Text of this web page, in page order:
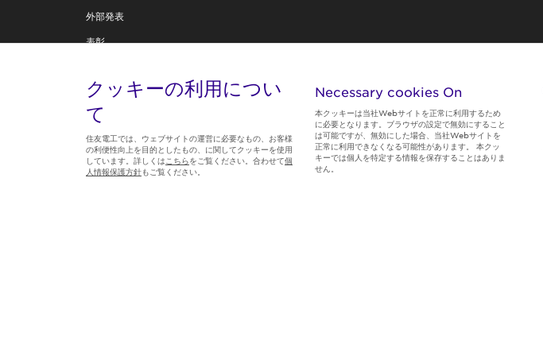
外部発表
表彰
技術創造への思い
Follow us
Global Privacy
サイト利用規
クッキーの利用につい
て
住友電工では、ウェブサイトの運営に必要なもの、お客様
の利便性向上を目的としたもの、に関してクッキーを使用
しています。詳しくは こちらをご覧ください。合わせて個
人情報保護方針もご覧ください。
Necessary cookies On
本クッキーは当社Webサイトを正常に利用するため
に必要となります。ブラウザの設定で無効にすること
は可能ですが、無効にした場合、当社Webサイトを
正常に利用できなくなる可能性があります。 本クッ
キーでは個人を特定する情報を保存することはありま
せん。